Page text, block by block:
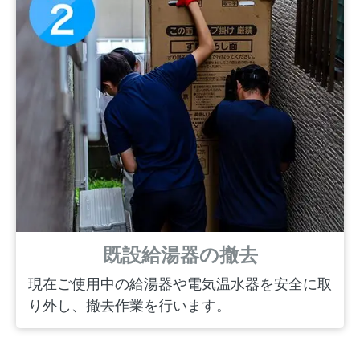
既設給湯器の撤去
現在ご使用中の給湯器や電気温水器を安全に取
り外し、撤去作業を行います。